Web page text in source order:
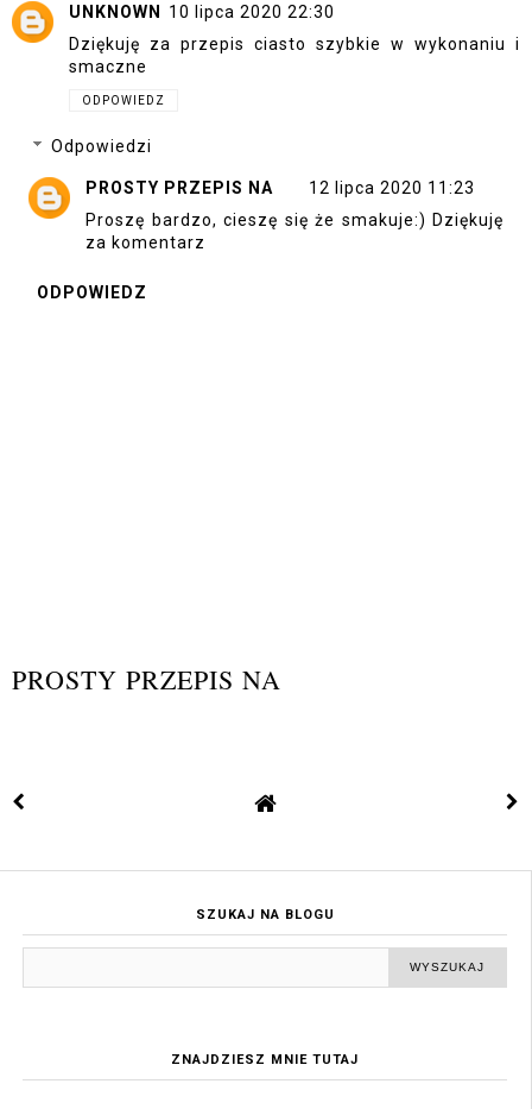
UNKNOWN
10 lipca 2020 22:30
Dziękuję za przepis ciasto szybkie w wykonaniu i
smaczne
ODPOWIEDZ
Odpowiedzi
PROSTY PRZEPIS NA
12 lipca 2020 11:23
Proszę bardzo, cieszę się że smakuje:) Dziękuję
za komentarz
ODPOWIEDZ
PROSTY PRZEPIS NA
SZUKAJ NA BLOGU
ZNAJDZIESZ MNIE TUTAJ